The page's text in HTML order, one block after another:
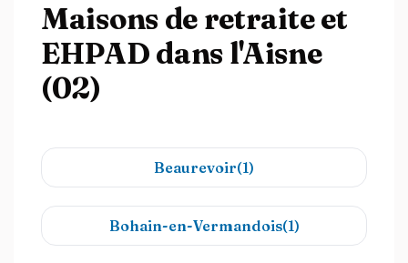
Maisons de retraite et
EHPAD dans l'Aisne
(02)
Beaurevoir(1)
Bohain-en-Vermandois(1)